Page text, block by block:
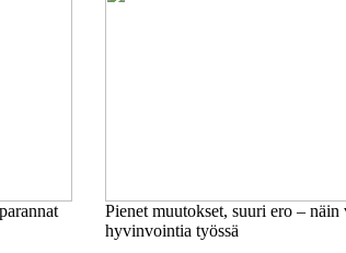
Pienet muutokset, suuri ero – näin
hyvinvointia työssä